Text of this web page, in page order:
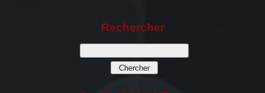
Rechercher